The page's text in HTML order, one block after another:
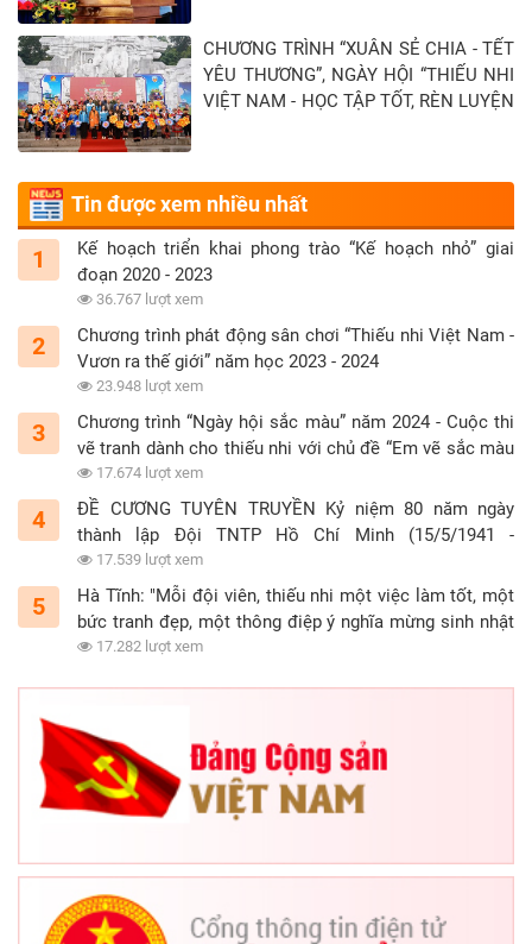
chia - Tết yêu thương” năm 2026
CHƯƠNG TRÌNH “XUÂN SẺ CHIA - TẾT
YÊU THƯƠNG”, NGÀY HỘI “THIẾU NHI
VIỆT NAM - HỌC TẬP TỐT, RÈN LUYỆN
Tin được xem nhiều nhất
1
Kế hoạch triển khai phong trào “Kế hoạch nhỏ” giai
đoạn 2020 - 2023
36.767 lượt xem
2
Chương trình phát động sân chơi “Thiếu nhi Việt Nam -
Vươn ra thế giới” năm học 2023 - 2024
23.948 lượt xem
3
Chương trình “Ngày hội sắc màu” năm 2024 - Cuộc thi
vẽ tranh dành cho thiếu nhi với chủ đề “Em vẽ sắc màu
tình nguyện”
17.674 lượt xem
4
ĐỀ CƯƠNG TUYÊN TRUYỀN Kỷ niệm 80 năm ngày
thành lập Đội TNTP Hồ Chí Minh (15/5/1941 -
15/5/2021)
17.539 lượt xem
5
Hà Tĩnh: "Mỗi đội viên, thiếu nhi một việc làm tốt, một
bức tranh đẹp, một thông điệp ý nghĩa mừng sinh nhật
Đội"17.282 lượt xem